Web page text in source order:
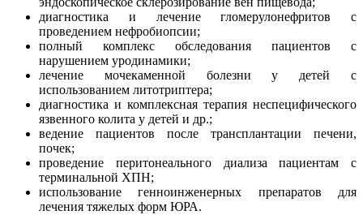
диагностика и лечение гломерулонефритов с
проведением нефробиопсии;
полный комплекс обследования пациентов с
нарушением уродинамики;
лечение мочекаменной болезни у детей с
использованием литотриптера;
диагностика и комплексная терапия неспецифического
язвенного колита у детей и др.;
ведение пациентов после трансплантации печени,
почек;
проведение перитонеального диализа пациентам с
терминальной ХПН;
использование генноинженерных препаратов для
лечения тяжелых форм ЮРА.